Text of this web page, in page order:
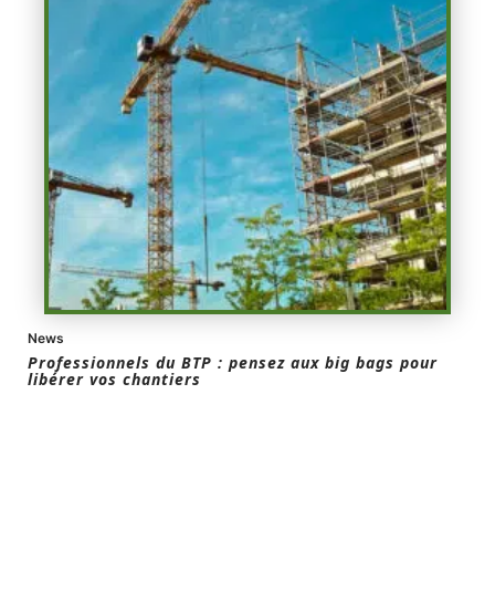
News
Professionnels du BTP : pensez aux big bags pour
libérer vos chantiers